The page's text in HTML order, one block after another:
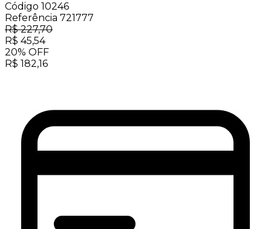
Código 10246
Referência 721777
R$227,70
R$ 45,54
20% OFF
R$ 182,16